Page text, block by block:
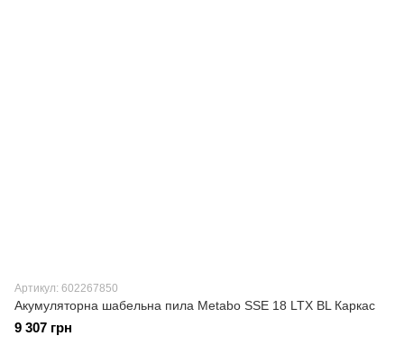
Артикул: 602267850
Акумуляторна шабельна пила Metabo SSE 18 LTX BL Каркас
9 307 грн